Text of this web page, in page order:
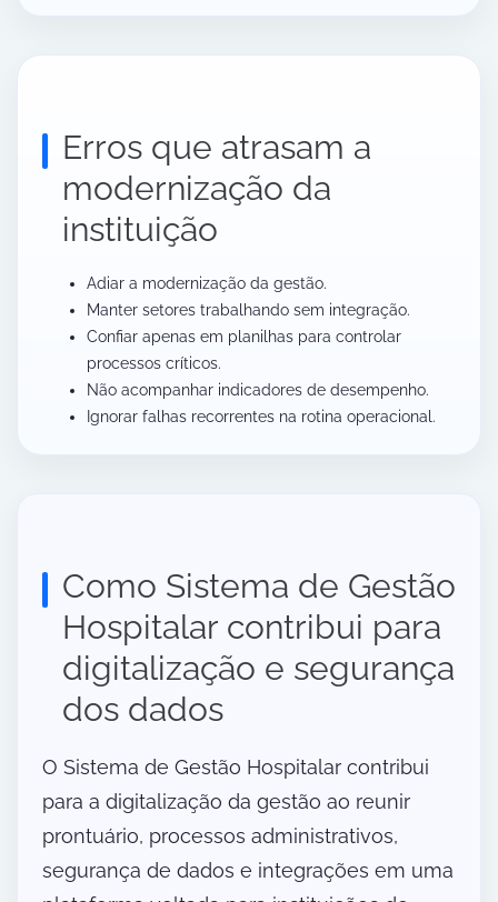
Erros que atrasam a
modernização da
instituição
Adiar a modernização da gestão.
Manter setores trabalhando sem integração.
Confiar apenas em planilhas para controlar
processos críticos.
Não acompanhar indicadores de desempenho.
Ignorar falhas recorrentes na rotina operacional.
Como Sistema de Gestão
Hospitalar contribui para
digitalização e segurança
dos dados
O Sistema de Gestão Hospitalar contribui
para a digitalização da gestão ao reunir
prontuário, processos administrativos,
segurança de dados e integrações em uma